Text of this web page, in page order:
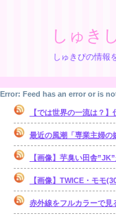
しゅき
しゅきぴの情報
Error: Feed has an error or is
【では世界の一流は？】
最近の風潮「専業主婦の嫁がメ
【画像】芋臭い田舎
【画像】TWICE・モモ
赤外線をフルカラーで見